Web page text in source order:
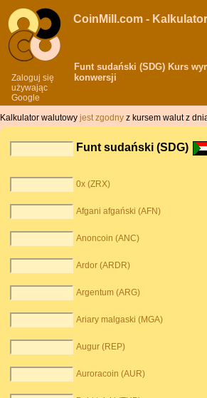
Zaloguj się
używając
Google
CoinMill.com -
Funt sudański (SDG) Kurs
konwersji
Kalkulator walutowy jest zgodny z kursem walut z
Funt sudański (SDG)
0x (ZRX)
Afgani afgański (AFN)
Anoncoin (ANC)
Ardor (ARDR)
Argentum (ARG)
Ariary malgaski (MGA)
Augur (REP)
Auroracoin (AUR)